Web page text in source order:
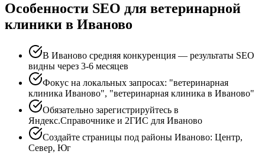
Особенности SEO для ветеринарной
клиники в Иваново
В Иваново средняя конкуренция — результаты SEO
видны через 3-6 месяцев
Фокус на локальных запросах: "ветеринарная
клиника Иваново", "ветеринарная клиника в Иваново"
Обязательно зарегистрируйтесь в
Яндекс.Справочнике и 2ГИС для Иваново
Создайте страницы под районы Иваново: Центр,
Север, Юг